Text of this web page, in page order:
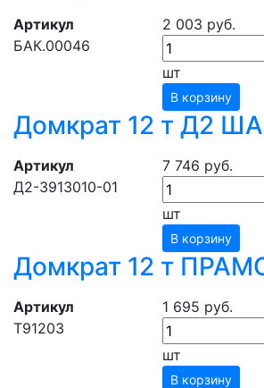
Артикул
БАК.00046
2 003 руб.
шт
В корзину
Домкрат 12 т Д2
Артикул
Д2-3913010-01
7 746 руб.
шт
В корзину
Домкрат 12 т
Артикул
Т91203
1 695 руб.
шт
В корзину